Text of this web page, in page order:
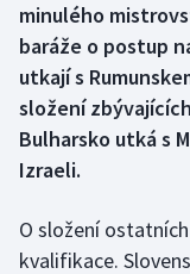
Curling
Dostihy
Florbal
Futsal
minulého
baráže o postup
utkají s
složení
Bulharsko utká s
Izraeli.
O složení
kvalifikace.